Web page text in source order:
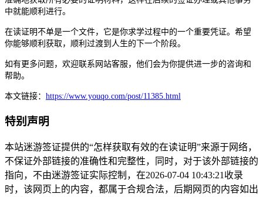
中就能顺利进行。
在读证明不单是一个文件，它是你求学过程中的一个重要凭证。希望
你能够顺利获取，顺利过渡到人生的下一个阶段。
如有更多问题，欢迎联系网站客服，他们会为你提供进一步的咨询和
帮助。
本文链接： https://www.youqo.com/post/11385.html
特别声明
本站迷游签证提供的“怎样获取有效的在读证明”来源于网络，
不保证外部链接的准确性和完整性，同时，对于该外部链接的
指向，不由迷游签证实际控制，在2026-07-04 10:43:21收录
时，该网页上的内容，都属于合规合法，后期网页的内容如出